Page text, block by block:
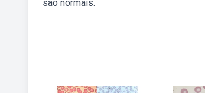
são normais.